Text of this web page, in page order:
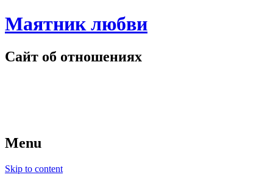
Маятник любви
Сайт об отношениях
Menu
Skip to content